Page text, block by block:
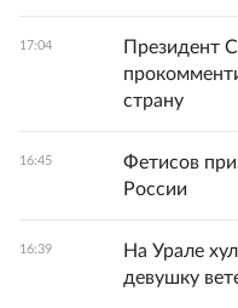
17:04
Президент
страну
16:45
Фетисов
России
16:39
На Урале
девушку